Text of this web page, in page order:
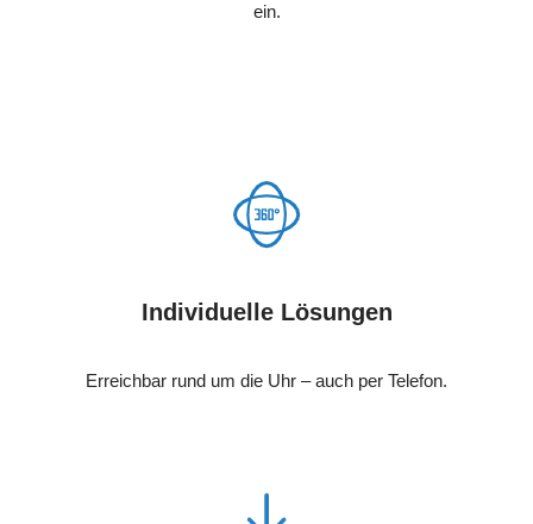
ein.
Individuelle Lösungen
Erreichbar rund um die Uhr – auch per Telefon.